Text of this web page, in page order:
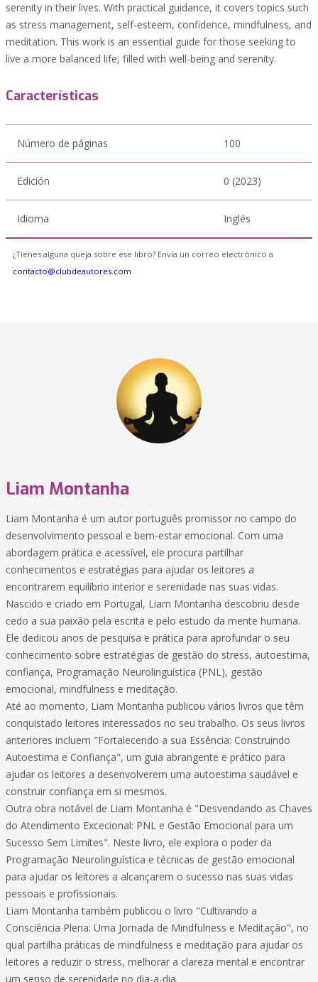
serenity in their lives. With practical guidance, it covers topics such
as stress management, self-esteem, confidence, mindfulness, and
meditation. This work is an essential guide for those seeking to
live a more balanced life, filled with well-being and serenity.
Características
Número de páginas 100
Edición 0 (2023)
Idioma Inglés
¿Tienes alguna queja sobre ese libro? Envía un correo electrónico a
contacto@clubdeautores.com
Liam Montanha
Liam Montanha é um autor português promissor no campo do
desenvolvimento pessoal e bem-estar emocional. Com uma
abordagem prática e acessível, ele procura partilhar
conhecimentos e estratégias para ajudar os leitores a
encontrarem equilíbrio interior e serenidade nas suas vidas.
Nascido e criado em Portugal, Liam Montanha descobriu desde
cedo a sua paixão pela escrita e pelo estudo da mente humana.
Ele dedicou anos de pesquisa e prática para aprofundar o seu
conhecimento sobre estratégias de gestão do stress, autoestima,
confiança, Programação Neurolinguística (PNL), gestão
emocional, mindfulness e meditação.
Até ao momento, Liam Montanha publicou vários livros que têm
conquistado leitores interessados no seu trabalho. Os seus livros
anteriores incluem "Fortalecendo a sua Essência: Construindo
Autoestima e Confiança", um guia abrangente e prático para
ajudar os leitores a desenvolverem uma autoestima saudável e
construir confiança em si mesmos.
Outra obra notável de Liam Montanha é "Desvendando as Chaves
do Atendimento Excecional: PNL e Gestão Emocional para um
Sucesso Sem Limites". Neste livro, ele explora o poder da
Programação Neurolinguística e técnicas de gestão emocional
para ajudar os leitores a alcançarem o sucesso nas suas vidas
pessoais e profissionais.
Liam Montanha também publicou o livro "Cultivando a
Consciência Plena: Uma Jornada de Mindfulness e Meditação", no
qual partilha práticas de mindfulness e meditação para ajudar os
leitores a reduzir o stress, melhorar a clareza mental e encontrar
um senso de serenidade no dia-a-dia.